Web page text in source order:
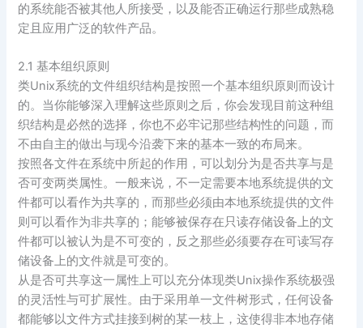
的系统能否被其他人所接受，以及能否正确运行那些成熟稳
定且应用广泛的软件产品。
2.1 基本组织原则
类Unix系统的文件组织结构是按照一个基本组织原则而设计
的。当你能够深入理解这些原则之后，你会发现目前这种组
织结构是必然的选择，你也不必牢记那些结构性的问题，而
不由自主的做出与现今沿袭下来的基本一致的布局来。
按照各文件在系统中所起的作用，可以划分为是否共享与是
否可变两类属性。一般来说，不一定需要本地系统提供的文
件都可以看作为共享的，而那些必须由本地系统提供的文件
则可以看作为非共享的；能够被保存在只读存储设备上的文
件都可以被认为是不可变的，反之那些必须要存在可读写存
储设备上的文件就是可变的。
从是否可共享这一属性上可以充分体现类Unix操作系统极强
的灵活性与可扩展性。由于采用单一文件树形式，任何设备
都能够以文件方式挂接到树的某一枝上，这使得非本地存储